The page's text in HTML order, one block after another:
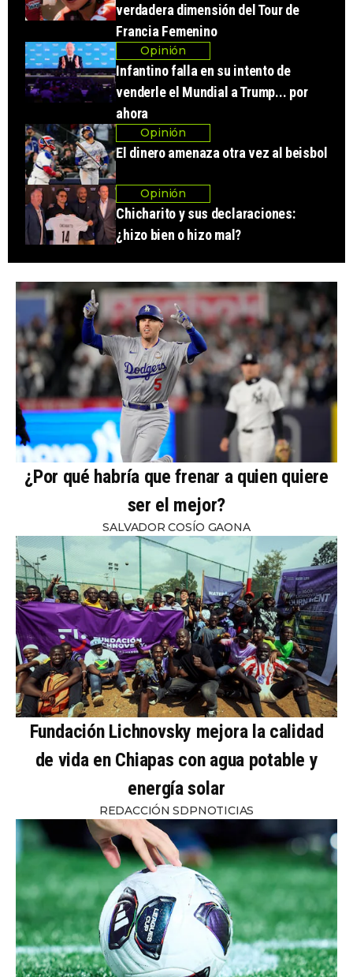
verdadera dimensión del Tour de
Francia Femenino
Opinión
Infantino falla en su intento de
venderle el Mundial a Trump... por
ahora
Opinión
El dinero amenaza otra vez al beisbol
Opinión
Chicharito y sus declaraciones:
¿hizo bien o hizo mal?
¿Por qué habría que frenar a quien quiere
ser el mejor?
SALVADOR COSÍO GAONA
Fundación Lichnovsky mejora la calidad
de vida en Chiapas con agua potable y
energía solar
REDACCIÓN SDPNOTICIAS